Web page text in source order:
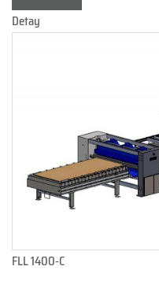
Detay
FLL 1400-C